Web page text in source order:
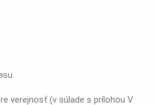
verejnosť (v súlade s prílohou V